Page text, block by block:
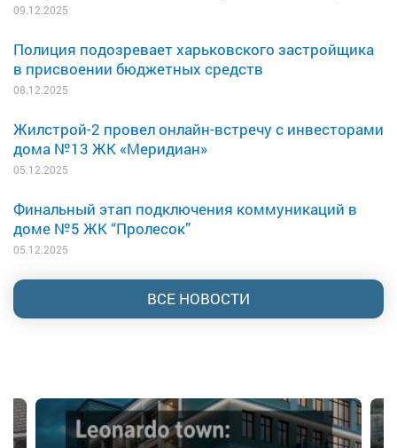
09.12.2025
Полиция подозревает харьковского застройщика
в присвоении бюджетных средств
08.12.2025
Жилстрой-2 провел онлайн-встречу с инвесторами
дома №13 ЖК «Меридиан»
05.12.2025
Финальный этап подключения коммуникаций в
доме №5 ЖК “Пролесок”
05.12.2025
ВСЕ НОВОСТИ